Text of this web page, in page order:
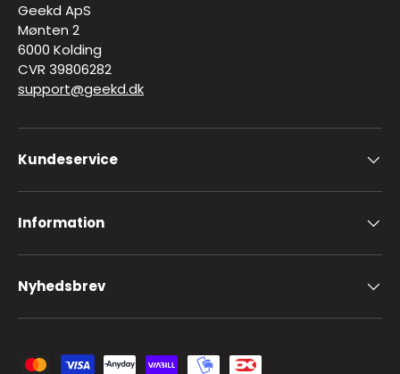
Geekd ApS
Mønten 2
6000 Kolding
CVR 39806282
support@geekd.dk
Kundeservice
Information
Nyhedsbrev
Accepteret betalingsmetoder